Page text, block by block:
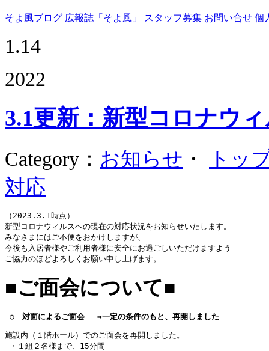
そよ風ブログ 広報誌「そよ風」 スタッフ募集 お問い合せ 個
1.14
2022
3.1更新：新型コロナウ
Category ： お知らせ ・
トッ
対応
（2023.3.1時点）
新型コロナウィルスへの現在の対応状況をお知らせいたします。
みなさまにはご不便をおかけしますが、
今後も入居者様やご利用者様に安全にお過ごしいただけますよう
ご協力のほどよろしくお願い申し上げます。
■ご面会について■
○　対面によるご面会 ⇒一定の条件のもと、再開しました
施設内（１階ホール）でのご面会を再開しました。
・１組２名様まで、15分間